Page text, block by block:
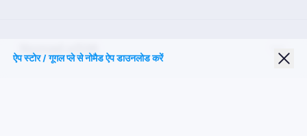
Nomad eSIM
ऐप स्टोर / गूगल प्ले से नोमैड ऐप डाउनलोड करें